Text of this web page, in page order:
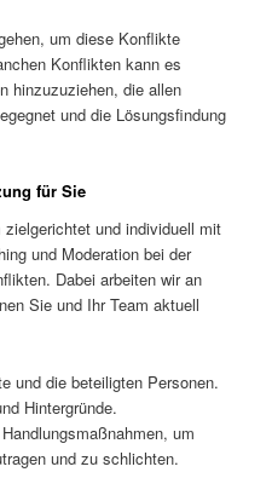
um diese Konflikte
Konflikten kann es
hinzuzuziehen, die allen
und die Lösungsfindung
für Sie
und individuell mit
und Moderation bei der
Dabei arbeiten wir an
Sie und Ihr Team aktuell
und die beteiligten Personen.
Hintergründe.
um
und zu schlichten.